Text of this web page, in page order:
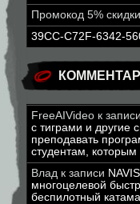
Промокод 5%
39CC-C72F-6342-
FreeAIVideo к записи
с тиграми и другие
преподавать
студентам, которым
Влад к записи
многоцелевой
беспилотный